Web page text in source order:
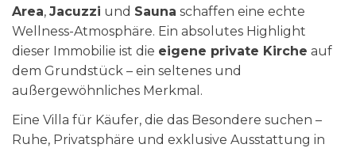
Area, Jacuzzi und Sauna schaffen eine echte
Wellness-Atmosphäre. Ein absolutes Highlight
dieser Immobilie ist die eigene private Kirche auf
dem Grundstück – ein seltenes und
außergewöhnliches Merkmal.
Eine Villa für Käufer, die das Besondere suchen –
Ruhe, Privatsphäre und exklusive Ausstattung in